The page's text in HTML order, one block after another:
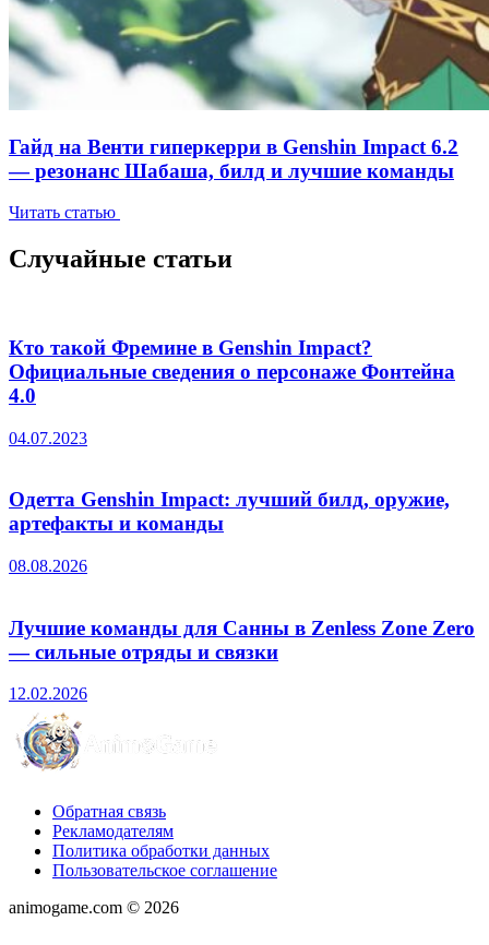
Гайд на Венти гиперкерри в Genshin Impact 6.2
— резонанс Шабаша, билд и лучшие команды
Читать статью
Случайные статьи
Кто такой Фремине в Genshin Impact?
Официальные сведения о персонаже Фонтейна
4.0
04.07.2023
Одетта Genshin Impact: лучший билд, оружие,
артефакты и команды
08.08.2026
Лучшие команды для Санны в Zenless Zone Zero
— сильные отряды и связки
12.02.2026
Обратная связь
Рекламодателям
Политика обработки данных
Пользовательское соглашение
animogame.com © 2026